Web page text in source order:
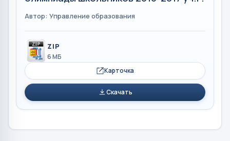
Автор: Управление образования
ZIP
6 МБ
Карточка
Скачать